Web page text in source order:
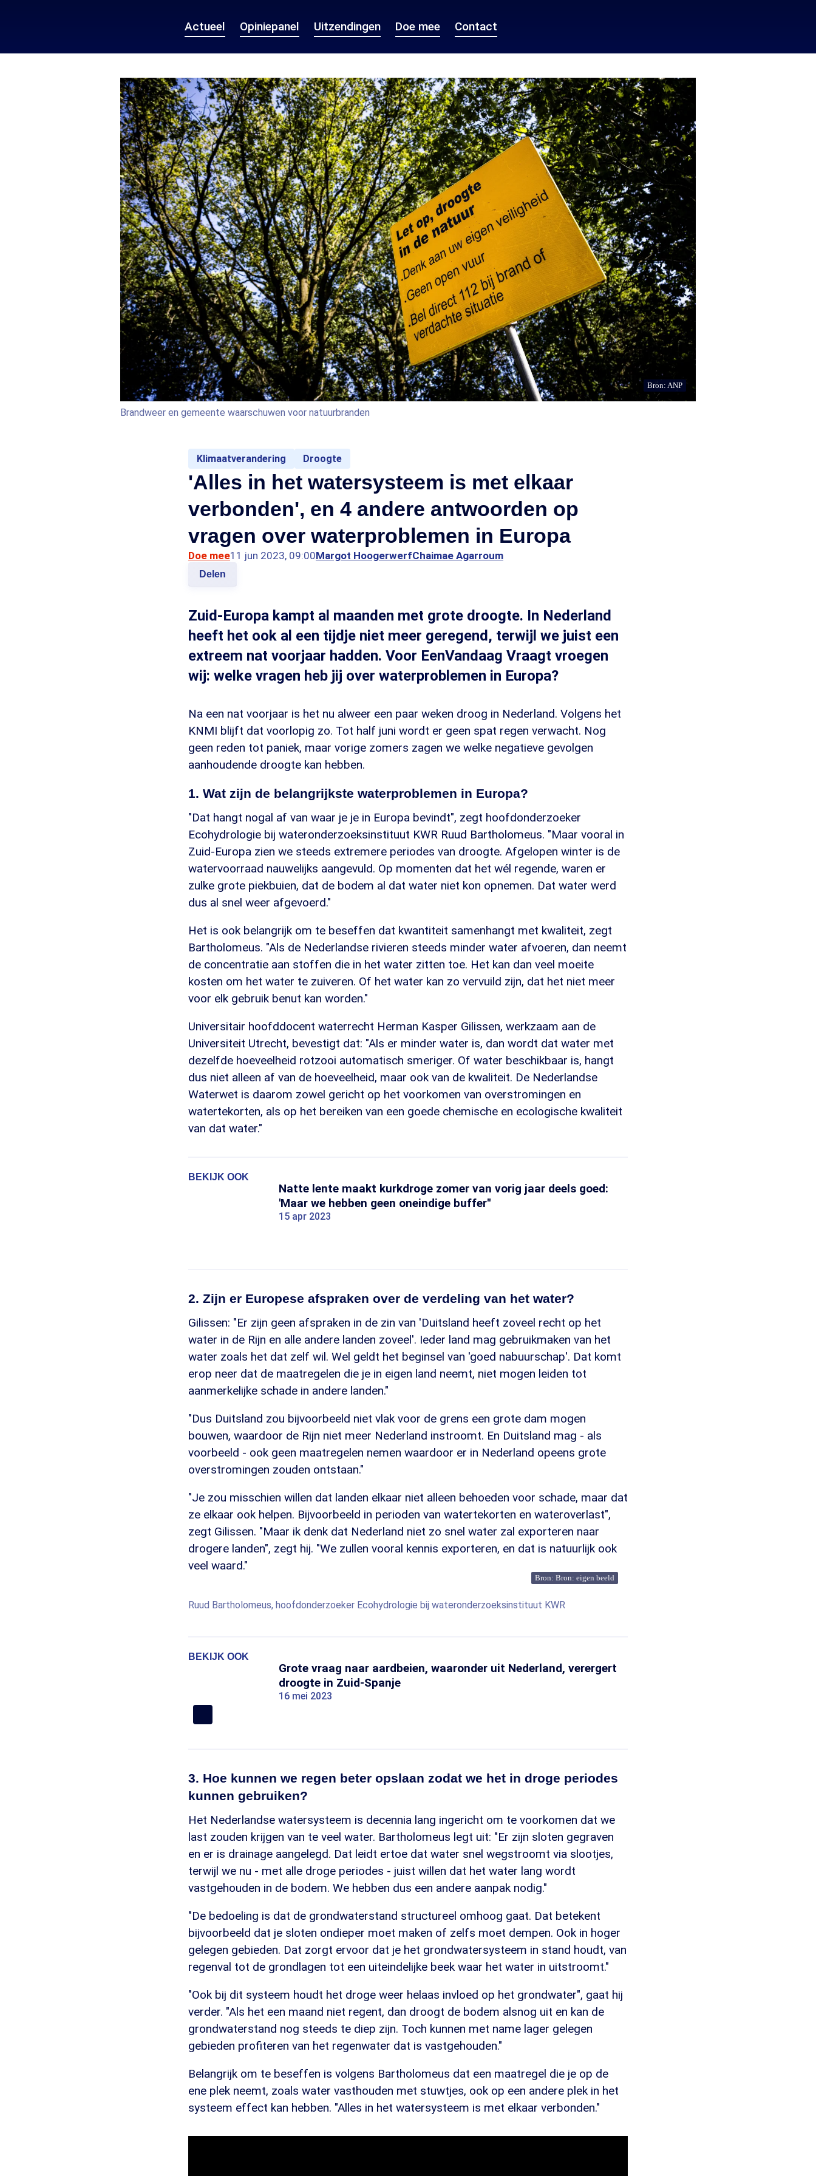
Actueel Opiniepanel Uitzendingen Doe mee Contact
Bron: ANP
Brandweer en gemeente waarschuwen voor natuurbranden
Klimaatverandering Droogte
'Alles in het watersysteem is met elkaar
verbonden', en 4 andere antwoorden op
vragen over waterproblemen in Europa
Doe mee11 jun 2023, 09:00Margot HoogerwerfChaimae Agarroum
Delen
Zuid-Europa kampt al maanden met grote droogte. In Nederland
heeft het ook al een tijdje niet meer geregend, terwijl we juist een
extreem nat voorjaar hadden. Voor EenVandaag Vraagt vroegen
wij: welke vragen heb jij over waterproblemen in Europa?
Na een nat voorjaar is het nu alweer een paar weken droog in Nederland. Volgens het
KNMI blijft dat voorlopig zo. Tot half juni wordt er geen spat regen verwacht. Nog
geen reden tot paniek, maar vorige zomers zagen we welke negatieve gevolgen
aanhoudende droogte kan hebben.
1. Wat zijn de belangrijkste waterproblemen in Europa?
"Dat hangt nogal af van waar je je in Europa bevindt", zegt hoofdonderzoeker
Ecohydrologie bij wateronderzoeksinstituut KWR Ruud Bartholomeus. "Maar vooral in
Zuid-Europa zien we steeds extremere periodes van droogte. Afgelopen winter is de
watervoorraad nauwelijks aangevuld. Op momenten dat het wél regende, waren er
zulke grote piekbuien, dat de bodem al dat water niet kon opnemen. Dat water werd
dus al snel weer afgevoerd."
Het is ook belangrijk om te beseffen dat kwantiteit samenhangt met kwaliteit, zegt
Bartholomeus. "Als de Nederlandse rivieren steeds minder water afvoeren, dan neemt
de concentratie aan stoffen die in het water zitten toe. Het kan dan veel moeite
kosten om het water te zuiveren. Of het water kan zo vervuild zijn, dat het niet meer
voor elk gebruik benut kan worden."
Universitair hoofddocent waterrecht Herman Kasper Gilissen, werkzaam aan de
Universiteit Utrecht, bevestigt dat: "Als er minder water is, dan wordt dat water met
dezelfde hoeveelheid rotzooi automatisch smeriger. Of water beschikbaar is, hangt
dus niet alleen af van de hoeveelheid, maar ook van de kwaliteit. De Nederlandse
Waterwet is daarom zowel gericht op het voorkomen van overstromingen en
watertekorten, als op het bereiken van een goede chemische en ecologische kwaliteit
van dat water."
BEKIJK OOK
Natte lente maakt kurkdroge zomer van vorig jaar deels goed:
'Maar we hebben geen oneindige buffer''
15 apr 2023
2. Zijn er Europese afspraken over de verdeling van het water?
Gilissen: "Er zijn geen afspraken in de zin van 'Duitsland heeft zoveel recht op het
water in de Rijn en alle andere landen zoveel'. Ieder land mag gebruikmaken van het
water zoals het dat zelf wil. Wel geldt het beginsel van 'goed nabuurschap'. Dat komt
erop neer dat de maatregelen die je in eigen land neemt, niet mogen leiden tot
aanmerkelijke schade in andere landen."
"Dus Duitsland zou bijvoorbeeld niet vlak voor de grens een grote dam mogen
bouwen, waardoor de Rijn niet meer Nederland instroomt. En Duitsland mag - als
voorbeeld - ook geen maatregelen nemen waardoor er in Nederland opeens grote
overstromingen zouden ontstaan."
"Je zou misschien willen dat landen elkaar niet alleen behoeden voor schade, maar dat
ze elkaar ook helpen. Bijvoorbeeld in perioden van watertekorten en wateroverlast",
zegt Gilissen. "Maar ik denk dat Nederland niet zo snel water zal exporteren naar
drogere landen", zegt hij. "We zullen vooral kennis exporteren, en dat is natuurlijk ook
veel waard."
Bron: Bron: eigen beeld
Ruud Bartholomeus, hoofdonderzoeker Ecohydrologie bij wateronderzoeksinstituut KWR
BEKIJK OOK
Grote vraag naar aardbeien, waaronder uit Nederland, verergert
droogte in Zuid-Spanje
16 mei 2023
3. Hoe kunnen we regen beter opslaan zodat we het in droge periodes
kunnen gebruiken?
Het Nederlandse watersysteem is decennia lang ingericht om te voorkomen dat we
last zouden krijgen van te veel water. Bartholomeus legt uit: "Er zijn sloten gegraven
en er is drainage aangelegd. Dat leidt ertoe dat water snel wegstroomt via slootjes,
terwijl we nu - met alle droge periodes - juist willen dat het water lang wordt
vastgehouden in de bodem. We hebben dus een andere aanpak nodig."
"De bedoeling is dat de grondwaterstand structureel omhoog gaat. Dat betekent
bijvoorbeeld dat je sloten ondieper moet maken of zelfs moet dempen. Ook in hoger
gelegen gebieden. Dat zorgt ervoor dat je het grondwatersysteem in stand houdt, van
regenval tot de grondlagen tot een uiteindelijke beek waar het water in uitstroomt."
"Ook bij dit systeem houdt het droge weer helaas invloed op het grondwater", gaat hij
verder. "Als het een maand niet regent, dan droogt de bodem alsnog uit en kan de
grondwaterstand nog steeds te diep zijn. Toch kunnen met name lager gelegen
gebieden profiteren van het regenwater dat is vastgehouden."
Belangrijk om te beseffen is volgens Bartholomeus dat een maatregel die je op de
ene plek neemt, zoals water vasthouden met stuwtjes, ook op een andere plek in het
systeem effect kan hebben. "Alles in het watersysteem is met elkaar verbonden."